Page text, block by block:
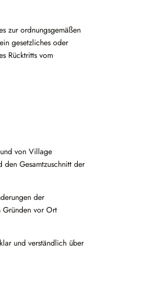
zur ordnungsgemäßen
gesetzliches oder
Rücktritts vom
von Village
Gesamtzuschnitt der
der
Gründen vor Ort
und verständlich über